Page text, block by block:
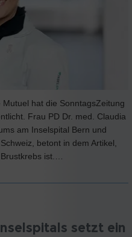
hat die SonntagsZeitung
Frau PD Dr. med. Claudia
am Inselspital Bern und
betont in dem Artikel,
ist.…
setzt ein